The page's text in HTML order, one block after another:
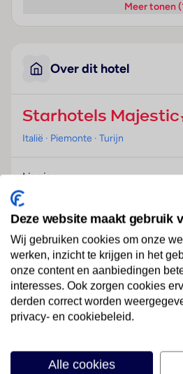
Meer tonen
Over dit hotel
Starhotels Majestic
Italië · Piemonte · Turijn
Ligging
Dit hotel bevindt zich in het
direct tegenover het station
enkele meters van het
beroemde
waaronder de Dom van Turijn
het voormalig koninklijk paleis.
amusementsmogelijkheden
onmiddellijke omgeving van het
luchthaven Turijn is ongeveer
Deze website maakt gebruik
Wij gebruiken cookies om onze
werken, inzicht te krijgen in het
onze content en aanbiedingen
interesses. Ook zorgen cookies
derden correct worden
privacy- en cookiebeleid.
Alle cookies